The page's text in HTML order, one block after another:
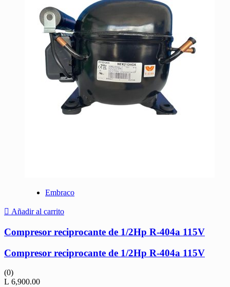
Embraco
Añadir al carrito
Compresor reciprocante de 1/2Hp R-404a 115V
Compresor reciprocante de 1/2Hp R-404a 115V
(0)
L 6,900.00